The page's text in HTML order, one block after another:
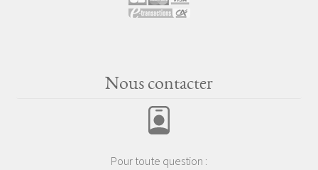
Nous contacter
Pour toute question :